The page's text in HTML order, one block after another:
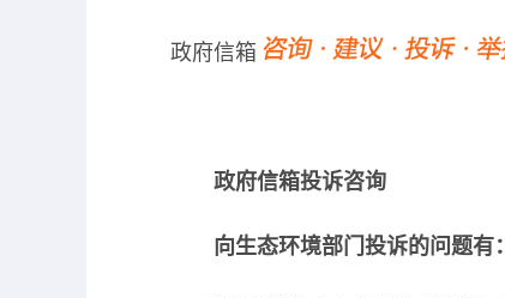
政府信箱
政府信箱投诉咨询
向生态环境部门投诉的问题有：